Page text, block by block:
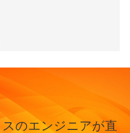
のエンジニアが直